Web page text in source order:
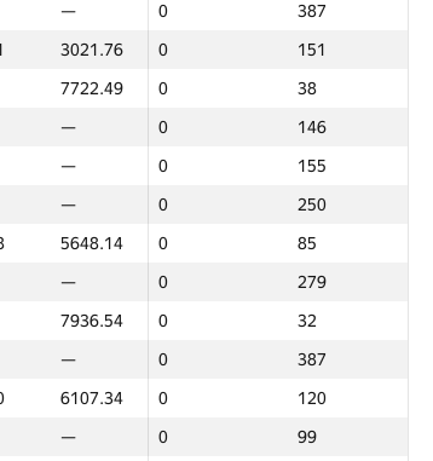
— 0
387
3021.76 0
151
7722.49 0
38
— 0
146
— 0
155
— 0
250
5648.14 0
85
— 0
279
7936.54 0
32
— 0
387
6107.34 0
120
— 0
99